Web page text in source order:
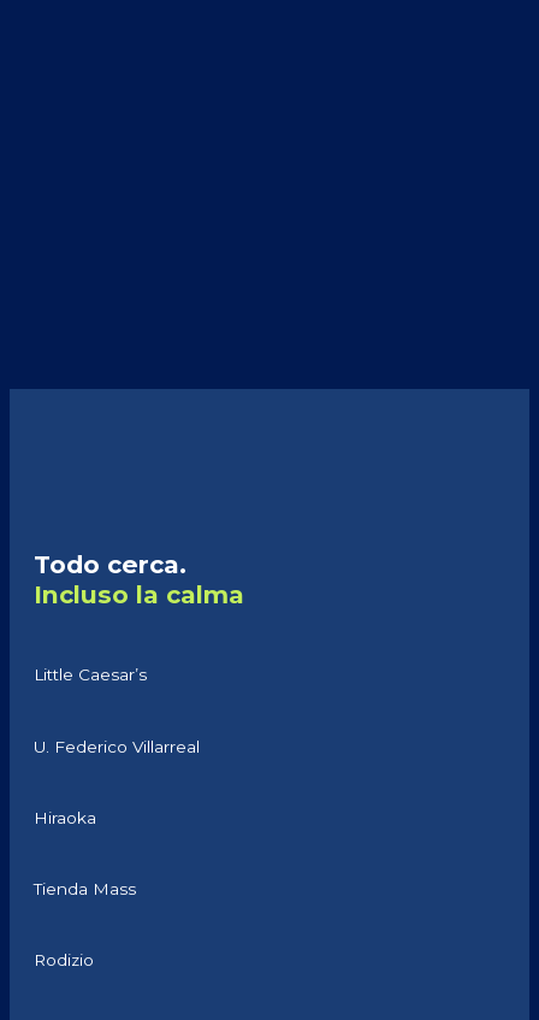
Todo cerca.
Incluso la calma
Little Caesar’s
U. Federico Villarreal
Hiraoka
Tienda Mass
Rodizio